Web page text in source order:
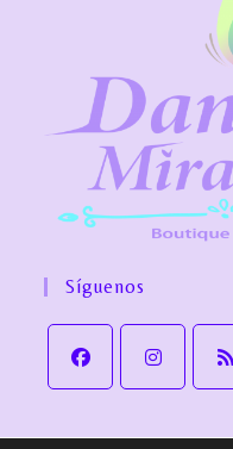
Síguenos